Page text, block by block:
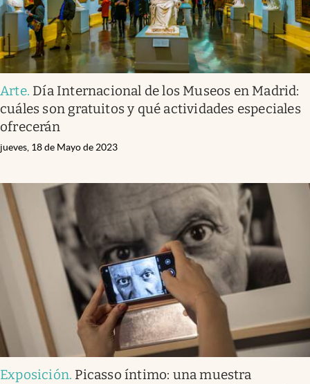
Arte. Día Internacional de los Museos en Madrid:
cuáles son gratuitos y qué actividades especiales
ofrecerán
jueves, 18 de Mayo de 2023
Exposición. Picasso íntimo: una muestra